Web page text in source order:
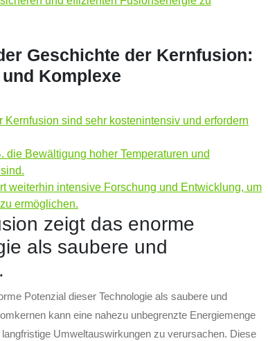
Geschichte der Kernfusion:
Komplexe
sind sehr kostenintensiv und erfordern
die Bewältigung hoher Temperaturen und
weiterhin intensive Forschung und Entwicklung, um
ermöglichen.
zeigt das enorme
als saubere und
Potenzial dieser Technologie als saubere und
kann eine nahezu unbegrenzte Energiemenge
Umweltauswirkungen zu verursachen. Diese